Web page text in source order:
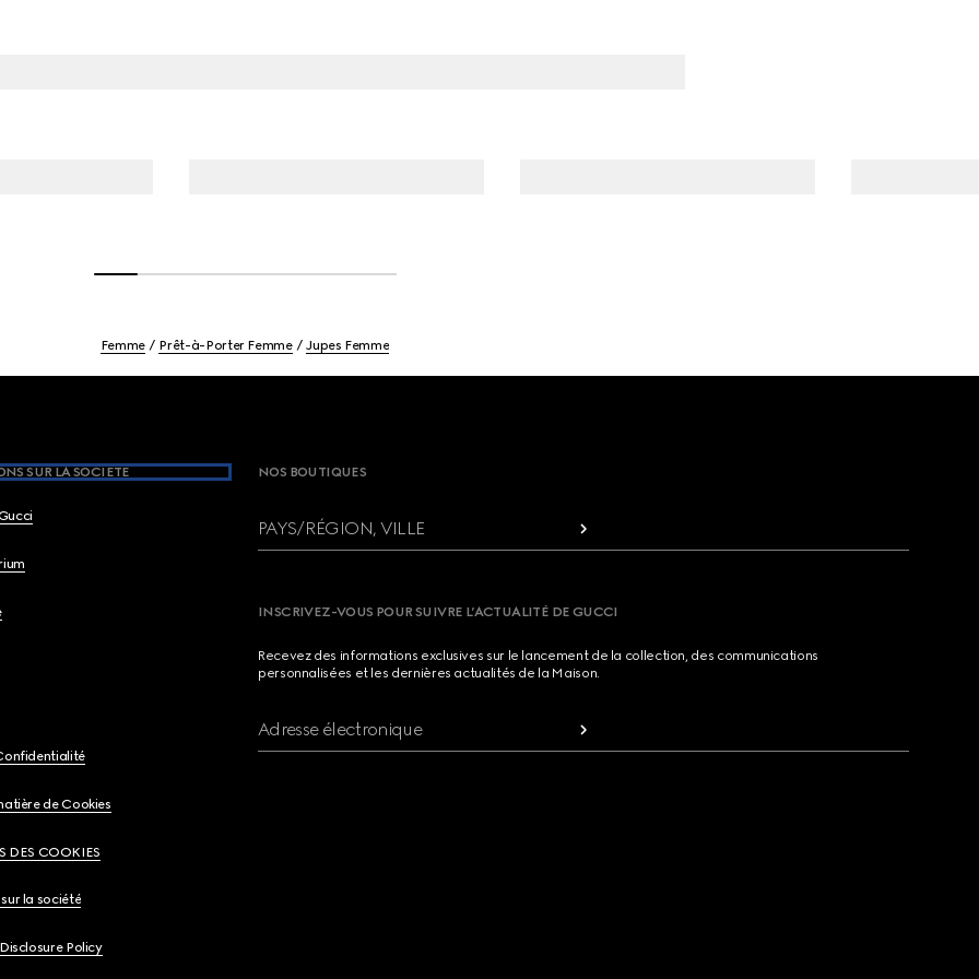
Femme Prêt-à-Porter Femme Jupes Femme
SUR LA SOCIETE
de Cookies
DES COOKIES
la société
Policy
NOS BOUTIQUES
PAYS/RÉGION, VILLE
INSCRIVEZ-VOUS POUR SUIVRE L’ACTUALITÉ DE GUCCI
Recevez des informations exclusives sur le lancement de la collection, des communications
personnalisées et les dernières actualités de la Maison.
Adresse électronique